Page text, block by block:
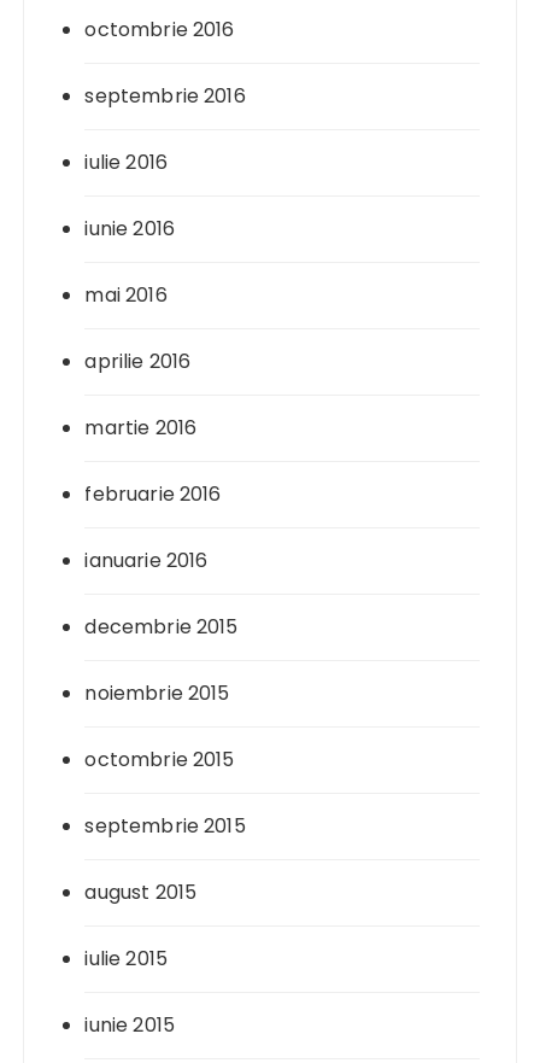
octombrie 2016
septembrie 2016
iulie 2016
iunie 2016
mai 2016
aprilie 2016
martie 2016
februarie 2016
ianuarie 2016
decembrie 2015
noiembrie 2015
octombrie 2015
septembrie 2015
august 2015
iulie 2015
iunie 2015